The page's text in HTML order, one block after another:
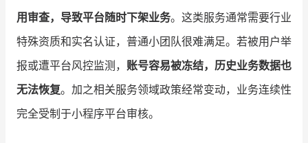
用审查，导致平台随时下架业务。这类服务通常需要行业
特殊资质和实名认证，普通小团队很难满足。若被用户举
报或遭平台风控监测， 账号容易被冻结，历史业务数据也
无法恢复。加之相关服务领域政策经常变动，业务连续性
完全受制于小程序平台审核。